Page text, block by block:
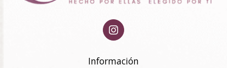
Información